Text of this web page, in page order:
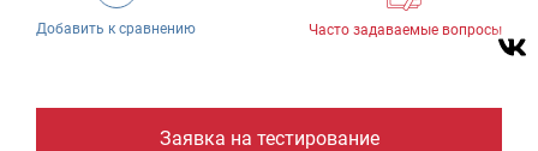
Добавить к сравнению Часто задаваемые вопросы
Заявка на тестирование